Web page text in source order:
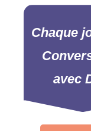
Chaque
avec